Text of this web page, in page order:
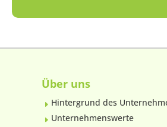
Über uns
E Hintergrund des
E Unternehmenswerte